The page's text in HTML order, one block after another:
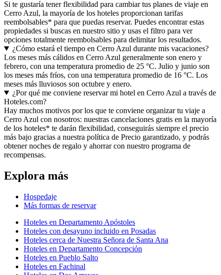
Si te gustaría tener flexibilidad para cambiar tus planes de viaje en
Cerro Azul, la mayoría de los hoteles proporcionan tarifas
reembolsables* para que puedas reservar. Puedes encontrar estas
propiedades si buscas en nuestro sitio y usas el filtro para ver
opciones totalmente reembolsables para delimitar los resultados.
¿Cómo estará el tiempo en Cerro Azul durante mis vacaciones?
Los meses más cálidos en Cerro Azul generalmente son enero y
febrero, con una temperatura promedio de 25 °C. Julio y junio son
los meses más fríos, con una temperatura promedio de 16 °C. Los
meses más lluviosos son octubre y enero.
¿Por qué me conviene reservar mi hotel en Cerro Azul a través de
Hoteles.com?
Hay muchos motivos por los que te conviene organizar tu viaje a
Cerro Azul con nosotros: nuestras cancelaciones gratis en la mayoría
de los hoteles* te darán flexibilidad, conseguirás siempre el precio
más bajo gracias a nuestra política de Precio garantizado, y podrás
obtener noches de regalo y ahorrar con nuestro programa de
recompensas.
Explora más
Hospedaje
Más formas de reservar
Hoteles en Departamento Apóstoles
Hoteles con desayuno incluido en Posadas
Hoteles cerca de Nuestra Señora de Santa Ana
Hoteles en Departamento Concepción
Hoteles en Pueblo Salto
Hoteles en Fachinal